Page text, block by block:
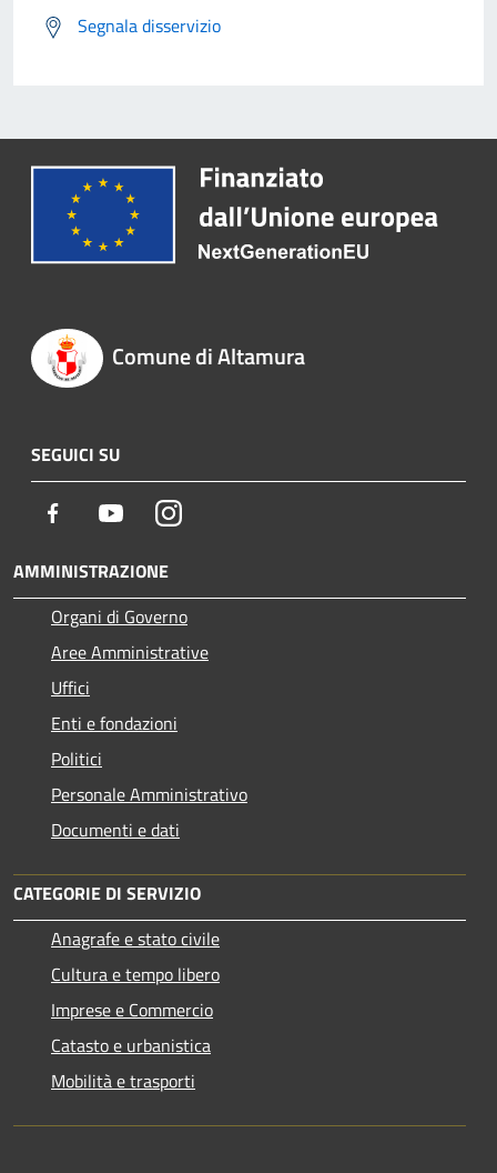
Segnala disservizio
Comune di Altamura
SEGUICI SU
Facebook YoutubeInstagram
AMMINISTRAZIONE
Organi di Governo
Aree Amministrative
Uffici
Enti e fondazioni
Politici
Personale Amministrativo
Documenti e dati
CATEGORIE DI SERVIZIO
Anagrafe e stato civile
Cultura e tempo libero
Imprese e Commercio
Catasto e urbanistica
Mobilità e trasporti